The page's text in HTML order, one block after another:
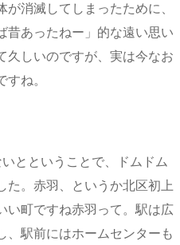
消滅してしまったために、
昔あったねー」的な遠い思い
久しいのですが、実は今なお
ね。
とということで、ドムドム
た。赤羽、というか北区初上
い町ですね赤羽って。駅は広
、駅前にはホームセンターも